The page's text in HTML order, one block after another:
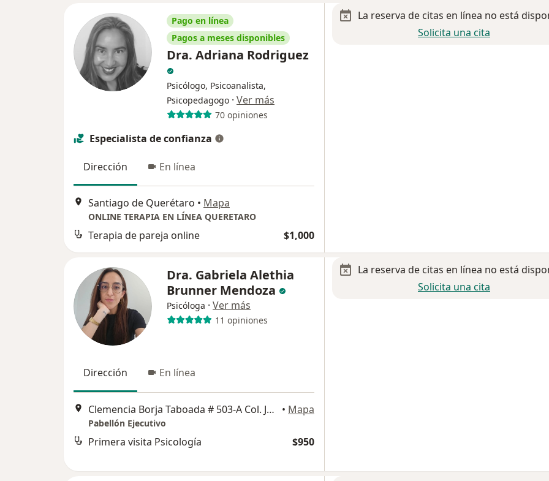
Pago en línea
Pagos a meses disponibles
Dra. Adriana Rodriguez
Psicólogo, Psicoanalista,
Psicopedagogo · Ver más
70 opiniones
Especialista de confianza
Dirección En línea
Santiago de Querétaro • Mapa
ONLINE TERAPIA EN LÍNEA QUERETARO
Terapia de pareja online $1,000
La reserva de citas en línea no está
Solicita una cita
Dra. Gabriela Alethia
Brunner Mendoza
Psicóloga · Ver más
11 opiniones
Dirección En línea
Clemencia Borja Taboada # 503-A Col. Jurica Acueducto Juriquilla, Querétaro., Querétaro • Mapa
Pabellón Ejecutivo
Primera visita Psicología $950
La reserva de citas en línea no está
Solicita una cita